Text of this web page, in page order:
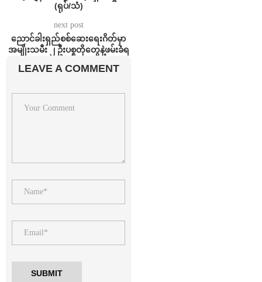
(ရုပ်/သံ)
next post
ညောင်ခါးရှည်စစ်ဆေးရေးဂိတ်မှာ
အမျိုးသမီး ၂ ဦးပစ္စတိုတွေနဲ့ဖမ်းခံရ
LEAVE A COMMENT